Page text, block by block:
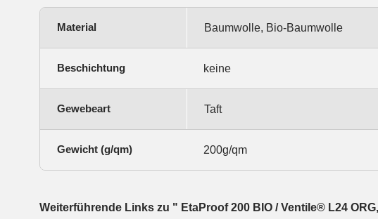
Material Baumwolle, Bio-Baumwolle
Beschichtung keine
Gewebeart Taft
Gewicht (g/qm) 200g/qm
Weiterführende Links zu " EtaProof 200 BIO / Ventile® L24